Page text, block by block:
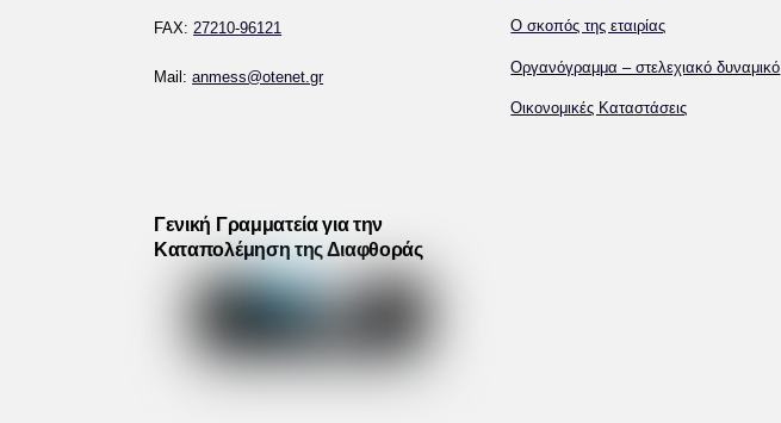
FAX: 27210-96121
Mail:anmess@otenet.gr
Ο σκοπός της εταιρίας
Οργανόγραμμα – στελεχιακό δυναμικό
Οικονομικές Καταστάσεις
Γενική Γραμματεία για την
Καταπολέμηση της Διαφθοράς